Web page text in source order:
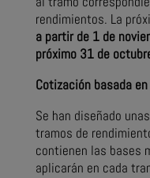
rendimientos. La
a partir de 1 de
próximo 31 de
Cotización basada
Se han diseñado
tramos de
contienen las bases
aplicarán en cada